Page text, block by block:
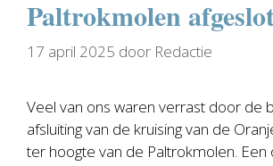
Paltrokmolen
17 april 2025 door Redactie
Veel van ons waren verrast door de
afsluiting van de kruising van de
ter hoogte van de Paltrokmolen.